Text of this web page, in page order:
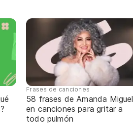
Frases de canciones
58 frases de Amanda Miguel
en canciones para gritar a
todo pulmón